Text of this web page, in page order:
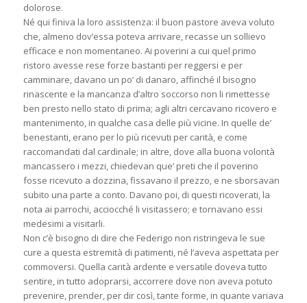
dolorose.
Né qui finiva la loro assistenza: il buon pastore aveva voluto
che, almeno dov’essa poteva arrivare, recasse un sollievo
efficace e non momentaneo. Ai poverini a cui quel primo
ristoro avesse rese forze bastanti per reggersi e per
camminare, davano un po’ di danaro, affinché il bisogno
rinascente e la mancanza d’altro soccorso non li rimettesse
ben presto nello stato di prima; agli altri cercavano ricovero e
mantenimento, in qualche casa delle più vicine. In quelle de’
benestanti, erano per lo più ricevuti per carità, e come
raccomandati dal cardinale; in altre, dove alla buona volontà
mancassero i mezzi, chiedevan que’ preti che il poverino
fosse ricevuto a dozzina, fissavano il prezzo, e ne sborsavan
subito una parte a conto. Davano poi, di questi ricoverati, la
nota ai parrochi, acciocché li visitassero; e tornavano essi
medesimi a visitarli.
Non c’è bisogno di dire che Federigo non ristringeva le sue
cure a questa estremità di patimenti, né l’aveva aspettata per
commoversi. Quella carità ardente e versatile doveva tutto
sentire, in tutto adoprarsi, accorrere dove non aveva potuto
prevenire, prender, per dir così, tante forme, in quante variava